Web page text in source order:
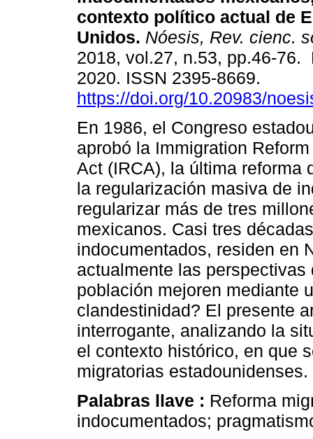
contexto político actual de
Unidos. Nóesis, Rev. cienc.
2018, vol.27, n.53, pp.46-76.
2020. ISSN 2395-8669.
https://doi.org/10.20983/
En 1986, el Congreso
aprobó la Immigration
Act (IRCA), la última reforma
la regularización masiva de
regularizar más de tres
mexicanos. Casi tres
indocumentados, residen en
actualmente las
población mejoren mediante
clandestinidad? El presente
interrogante, analizando la
el contexto histórico, en que
migratorias estadounidenses.
Palabras llave : Reforma
indocumentados;